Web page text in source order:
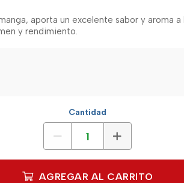
aporta un excelente sabor y aroma
y rendimiento.
Cantidad
AGREGAR AL CARRITO